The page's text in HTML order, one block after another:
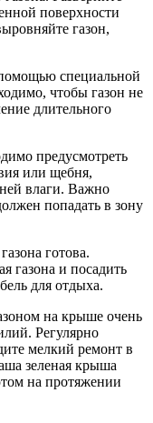
поверхности
газон,
специальной
чтобы газон не
длительного
предусмотреть
или щебня,
влаги. Важно
попадать в зону
готова.
газона и посадить
для отдыха.
на крыше очень
Регулярно
мелкий ремонт в
зеленая крыша
на протяжении